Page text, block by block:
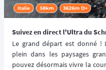
Suivez en direct l'Ultra du
Le grand départ est donné !
plein dans les paysages
pouvez désormais vivre la